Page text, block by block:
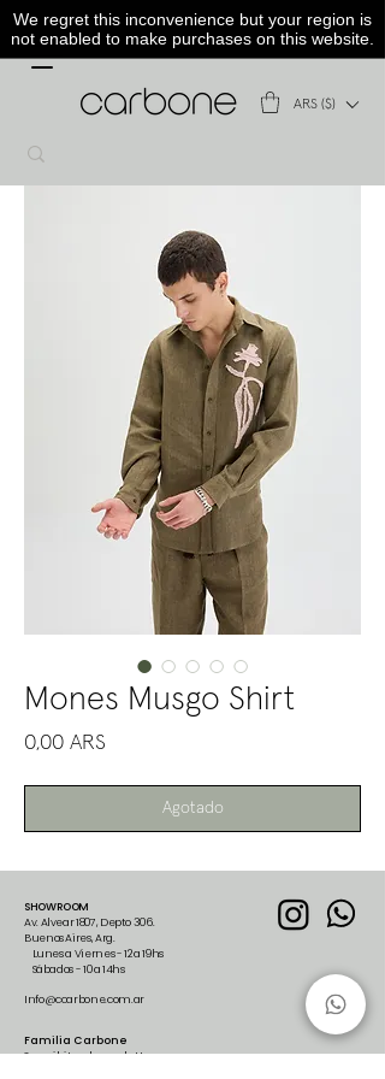
We regret this inconvenience but your region is
not enabled to make purchases on this website.
ARS ($)
Mones Musgo Shirt
0,00 ARS
Agotado
SHOWROOM
Av. Alvear 1807, Depto 306.
Buenos Aires, Arg.
Lunes a Viernes - 12 a 19hs
Sábados - 10 a 14hs
Info@ccarbone.com.ar
Familia Carbone
Suscribite al newsletter para